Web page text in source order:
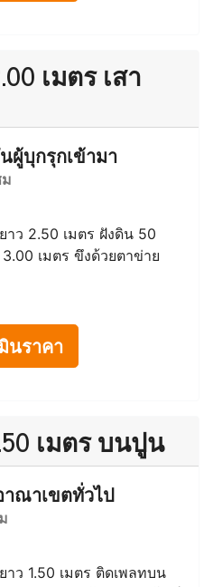
ณาเขตทั่วไป
ว 2.00 เมตร ฝังดิน 50
เมตร ขึงด้วยตาข่าย
นราคา
เมตร เสา
ผู้บุกรุกเข้ามา
ว 2.50 เมตร ฝังดิน 50